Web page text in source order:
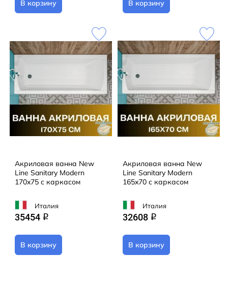
В корзину В корзину
Акриловая ванна New
Line Sanitary Modern
170x75 с каркасом
Италия
35454 q
В корзину
Акриловая ванна New
Line Sanitary Modern
165x70 с каркасом
Италия
32608 q
В корзину